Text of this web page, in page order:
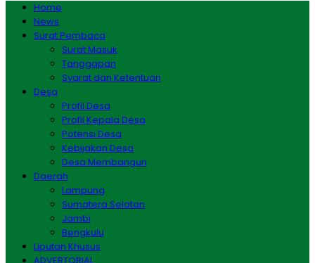
Home
News
Surat Pembaca
Surat Masuk
Tanggapan
Syarat dan Ketentuan
Desa
Profil Desa
Profil Kepala Desa
Potensi Desa
Kebijakan Desa
Desa Membangun
Daerah
Lampung
Sumatera Selatan
Jambi
Bengkulu
Liputan Khusus